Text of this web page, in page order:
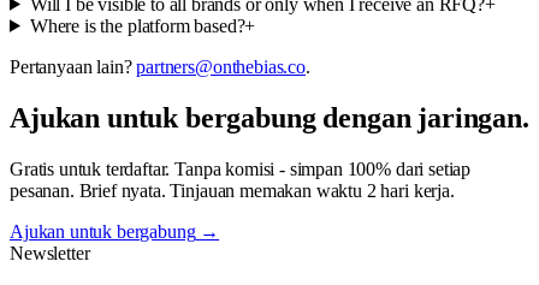
Where is the platform based?+
Pertanyaan lain? partners@onthebias.co.
Ajukan untuk bergabung dengan jaringan.
Gratis untuk terdaftar. Tanpa komisi - simpan 100% dari setiap
pesanan. Brief nyata. Tinjauan memakan waktu 2 hari kerja.
Ajukan untuk bergabung→
Newsletter